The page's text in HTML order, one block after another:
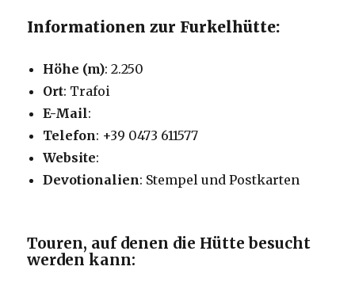
Informationen zur Furkelhütte:
Höhe (m): 2.250
Ort: Trafoi
E-Mail:
Telefon: +39 0473 611577
Website:
Devotionalien: Stempel und Postkarten
Touren, auf denen die Hütte besucht
werden kann: